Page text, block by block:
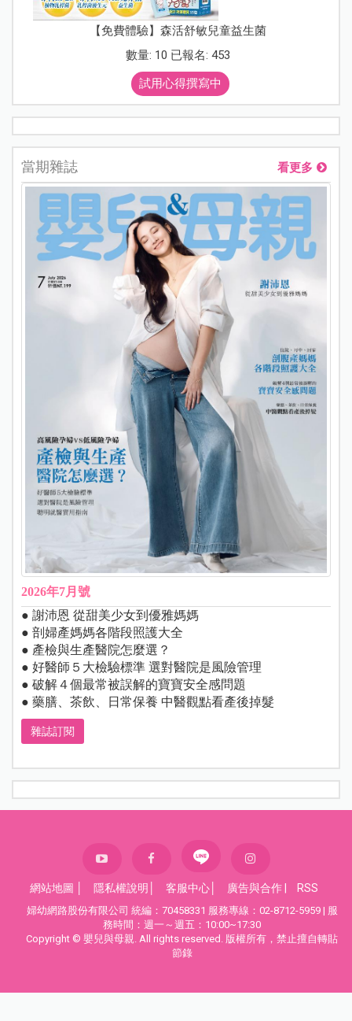
【免費體驗】森活舒敏兒童益生菌
數量: 10 已報名: 453
試用心得撰寫中
當期雜誌 看更多
2026年7月號
● 謝沛恩 從甜美少女到優雅媽媽
● 剖婦產媽媽各階段照護大全
● 產檢與生產醫院怎麼選？
● 好醫師５大檢驗標準 選對醫院是風險管理
● 破解４個最常被誤解的寶寶安全感問題
● 藥膳、茶飲、日常保養 中醫觀點看產後掉髮
雜誌訂閱
網站地圖 隱私權說明 客服中心 廣告與合作 RSS
婦幼網路股份有限公司 統編：70458331 服務專線：02-8712-5959 | 服
務時間：週一～週五：10:00~17:30
Copyright © 嬰兒與母親. All rights reserved. 版權所有，禁止擅自轉貼
節錄